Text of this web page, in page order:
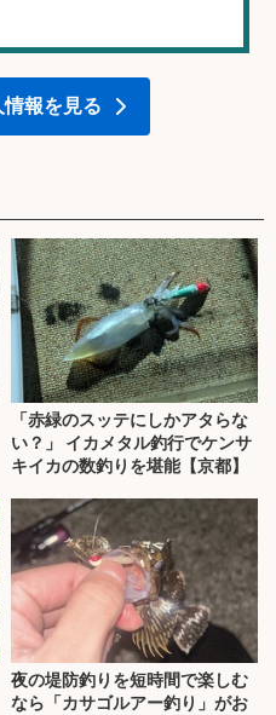
報を見る
「赤緑のスッテにしかアタらな
い？」 イカメタル釣行でケンサ
キイカの数釣りを堪能【京都】
夜の堤防釣りを短時間で楽しむ
なら「カサゴルアー釣り」がお